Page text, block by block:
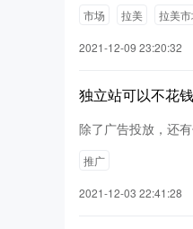
市场 拉美 拉美市
2021-12-09 23:20:32
独立站可以不花
除了广告投放，还
推广
2021-12-03 22:41:28